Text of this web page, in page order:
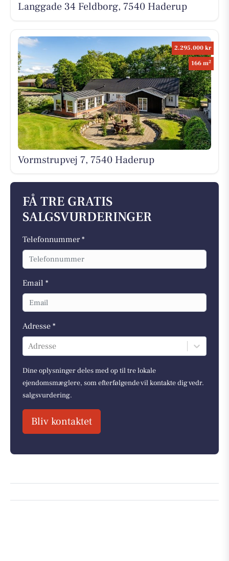
Langgade 34 Feldborg, 7540 Haderup
2.295.000 kr
166 m2
Vormstrupvej 7, 7540 Haderup
FÅ TRE GRATIS
SALGSVURDERINGER
Telefonnummer *
Email *
Adresse *
Adresse
Dine oplysninger deles med op til tre lokale
ejendomsmæglere, som efterfølgende vil kontakte dig vedr.
salgsvurdering.
Bliv kontaktet